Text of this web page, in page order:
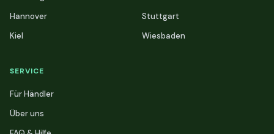
Hannover
Kiel
Stuttgart
Wiesbaden
SERVICE
Für Händler
Über uns